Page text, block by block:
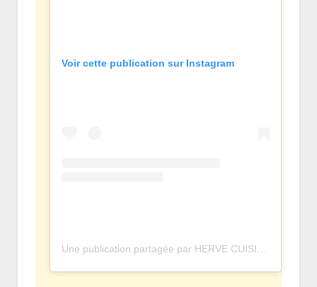
Voir cette publication sur Instagram